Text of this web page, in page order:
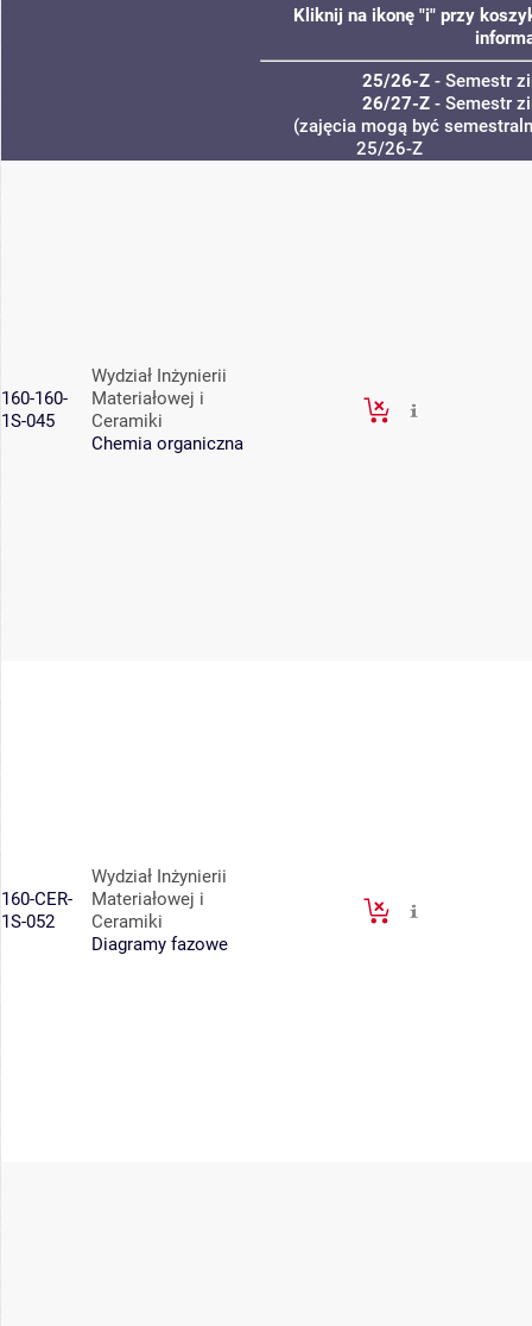
Kliknij na ikonę "i" przy
25/26-Z - Semestr
26/27-Z - Semestr
(zajęcia mogą być
25/26-Z
160-160-
1S-045
Wydział Inżynierii
Materiałowej i
Ceramiki
Chemia organiczna
160-CER-
1S-052
Wydział Inżynierii
Materiałowej i
Ceramiki
Diagramy fazowe